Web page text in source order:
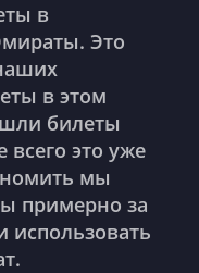
в
Это
в этом
билеты
всего это уже
мы
примерно за
использовать